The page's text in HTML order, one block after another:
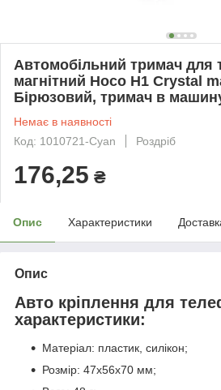
Автомобільний тримач для
магнітний Hoco H1 Crystal
Бірюзовий, тримач в
Немає в наявності
Код: 1010721-Cyan
Роздріб
176,25 ₴
Опис Характеристики
Опис
Авто кріплення для
характеристики:
Матеріал: пластик, силікон;
Розмір: 47x56x70 мм;